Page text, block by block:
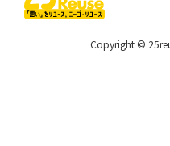
Copyright ©